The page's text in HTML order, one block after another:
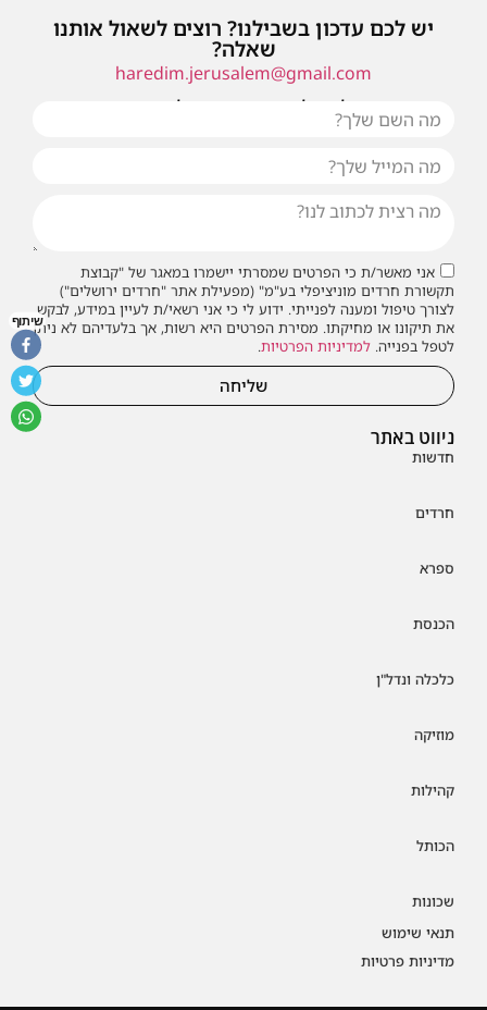
ניווט באתר
חדשות
חרדים
ספרא
הכנסת
כלכלה ונדל"ן
מוזיקה
קהילות
הכותל
שכונות
תנאי שימוש
מדיניות פרטיות
יש לכם עדכון בשבילנו? רוצים לשאול אותנו
שאלה?
haredim.jerusalem@gmail.com
או שילחו אלינו פנייה ונחזור אליכם בהקדם
אני מאשר/ת כי הפרטים שמסרתי יישמרו במאגר של "קבוצת
תקשורת חרדים מוניציפלי בע"מ" (מפעילת אתר "חרדים ירושלים")
לצורך טיפול ומענה לפנייתי. ידוע לי כי אני רשאי/ת לעיין במידע, לבקש
את תיקונו או מחיקתו. מסירת הפרטים היא רשות, אך בלעדיהם לא ניתן
לטפל בפנייה. למדיניות הפרטיות.
שליחה
שיתוף